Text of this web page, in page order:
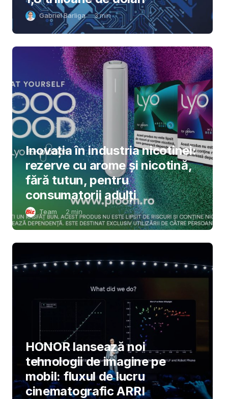
Gabriel Barliga 3min
Inovația în industria nicotinei:
rezerve cu arome și nicotină,
fără tutun, pentru
consumatorii adulți
Team 2 min
HONOR lansează noi
tehnologii de imagine pe
mobil: fluxul de lucru
cinematografic ARRI